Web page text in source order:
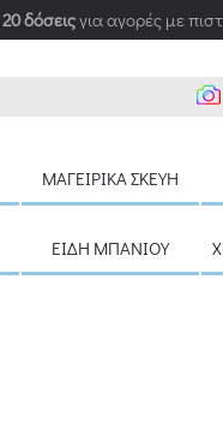
20 δόσειςγια αγορές με
ΜΑΓΕΙΡΙΚΆ ΣΚΕΎΗ
ΕΊΔΗ ΜΠΆΝΙΟΥ